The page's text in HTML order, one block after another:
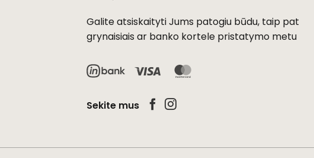
Galite atsiskaityti Jums patogiu būdu, taip pat
grynaisiais ar banko kortele pristatymo metu
Visa
Sekite mus